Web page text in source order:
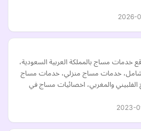
2026-
خدمات مساج بالمملكة العربية السعودية،
خدمات مساج منزلي، خدمات مساج
والمغربي، اخصائيات مساج في
2023-